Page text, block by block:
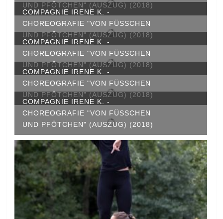
ND PFÖTCHEN" (AUSZUG) (2018)
COMPAGNIE IRENE K. -
CHOREOGRAFIE "VON FÜSSCHEN U
ND PFÖTCHEN" (AUSZUG) (2018)
COMPAGNIE IRENE K. -
CHOREOGRAFIE "VON FÜSSCHEN U
ND PFÖTCHEN" (AUSZUG) (2018)
COMPAGNIE IRENE K. -
CHOREOGRAFIE "VON FÜSSCHEN U
ND PFÖTCHEN" (AUSZUG) (2018)
COMPAGNIE IRENE K. -
CHOREOGRAFIE "VON FÜSSCHEN U
ND PFÖTCHEN" (AUSZUG) (2018)